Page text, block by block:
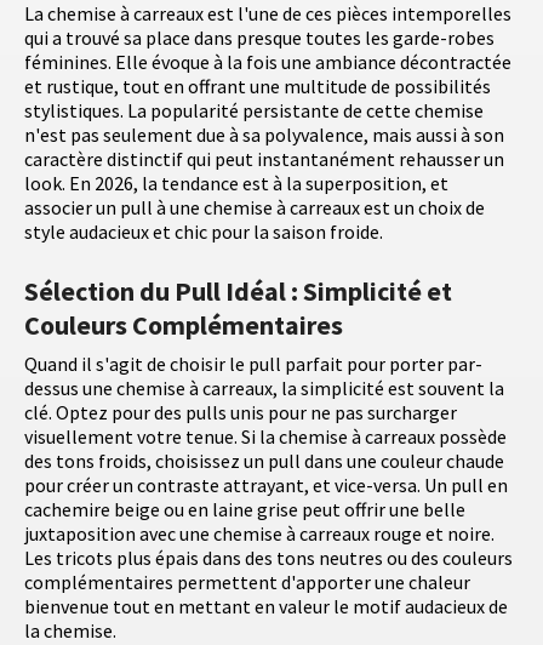
La chemise à carreaux est l'une de ces pièces intemporelles
qui a trouvé sa place dans presque toutes les garde-robes
féminines. Elle évoque à la fois une ambiance décontractée
et rustique, tout en offrant une multitude de possibilités
stylistiques. La popularité persistante de cette chemise
n'est pas seulement due à sa polyvalence, mais aussi à son
caractère distinctif qui peut instantanément rehausser un
look. En 2026, la tendance est à la superposition, et
associer un pull à une chemise à carreaux est un choix de
style audacieux et chic pour la saison froide.
Sélection du Pull Idéal : Simplicité et
Couleurs Complémentaires
Quand il s'agit de choisir le pull parfait pour porter par-
dessus une chemise à carreaux, la simplicité est souvent la
clé. Optez pour des pulls unis pour ne pas surcharger
visuellement votre tenue. Si la chemise à carreaux possède
des tons froids, choisissez un pull dans une couleur chaude
pour créer un contraste attrayant, et vice-versa. Un pull en
cachemire beige ou en laine grise peut offrir une belle
juxtaposition avec une chemise à carreaux rouge et noire.
Les tricots plus épais dans des tons neutres ou des couleurs
complémentaires permettent d'apporter une chaleur
bienvenue tout en mettant en valeur le motif audacieux de
la chemise.